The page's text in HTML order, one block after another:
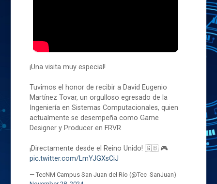
¡Una visita muy especial!
Tuvimos el honor de recibir a David Eugenio
Martínez Tovar, un orgulloso egresado de la
Ingeniería en Sistemas Computacionales, quien
actualmente se desempeña como Game
Designer y Producer en FRVR.
¡Directamente desde el Reino Unido! 🇬🇧 🎮
pic.twitter.com/LmYJGXsCiJ
— TecNM Campus San Juan del Río (@Tec_SanJuan)